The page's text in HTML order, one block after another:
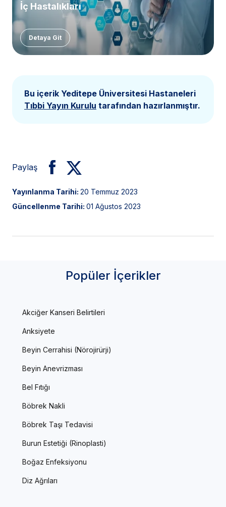
İç Hastalıkları
Detaya Git
Bu içerik Yeditepe Üniversitesi Hastaneleri
Tıbbi Yayın Kurulu tarafından hazırlanmıştır.
Paylaş
Yayınlanma Tarihi: 20 Temmuz 2023
Güncellenme Tarihi: 01 Ağustos 2023
Popüler İçerikler
Akciğer Kanseri Belirtileri
Anksiyete
Beyin Cerrahisi (Nörojirürji)
Beyin Anevrizması
Bel Fıtığı
Böbrek Nakli
Böbrek Taşı Tedavisi
Burun Estetiği (Rinoplasti)
Boğaz Enfeksiyonu
Diz Ağrıları